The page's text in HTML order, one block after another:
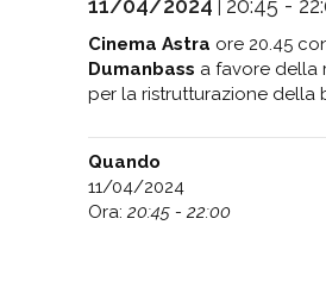
11/04/2024 | 20:45 -
Cinema Astra ore 20.45
Dumanbass a favore della
per la ristrutturazione della
Quando
11/04/2024
Ora:20:45 - 22:00